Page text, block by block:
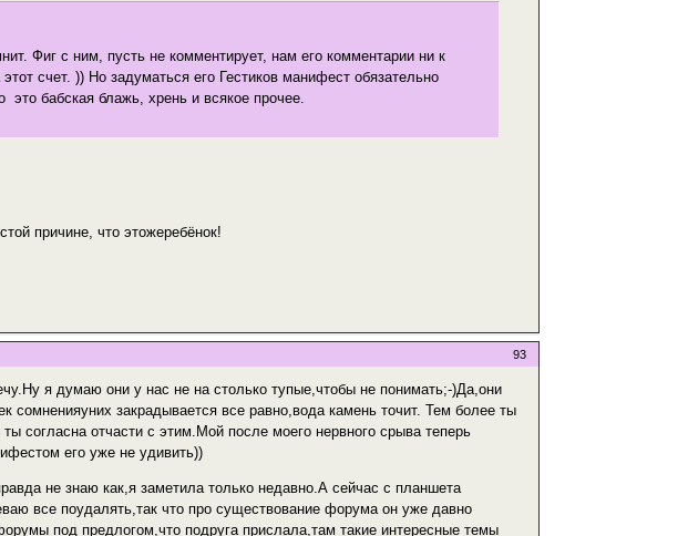
Фиг с ним, пусть не комментирует, нам его комментарии ни к
счет. )) Но задуматься его Гестиков манифест обязательно
это бабская блажь, хрень и всякое прочее.
причине, что этожеребёнок!
93
я думаю они у нас не на столько тупые,чтобы не понимать;-)Да,они
сомненияуних закрадывается все равно,вода камень точит. Тем более ты
согласна отчасти с этим.Мой после моего нервного срыва теперь
его уже не удивить))
не знаю как,я заметила только недавно.А сейчас с планшета
все поудалять,так что про существование форума он уже давно
под предлогом,что подруга прислала,там такие интересные темы